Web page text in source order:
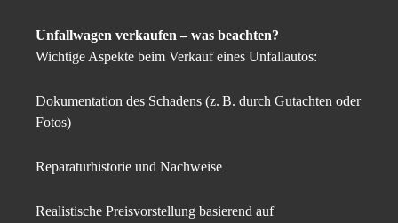
Unfallwagen verkaufen – was beachten?
Wichtige Aspekte beim Verkauf eines Unfallautos:
Dokumentation des Schadens (z. B. durch Gutachten oder
Fotos)
Reparaturhistorie und Nachweise
Realistische Preisvorstellung basierend auf